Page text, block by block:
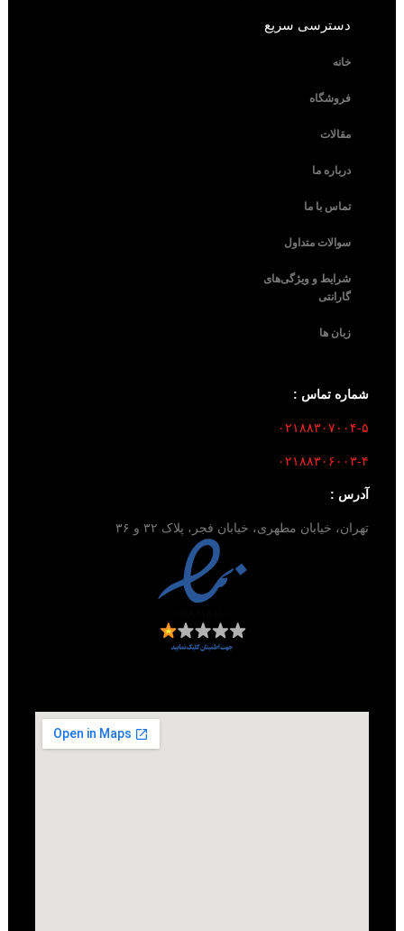
دسترسی سریع
خانه
فروشگاه
مقالات
درباره ما
تماس با ما
سوالات متداول
شرایط و ویژگی‌های
گارانتی
زبان ها
شماره تماس :
۰۲۱۸۸۳۰۷۰۰۴-۵
۰۲۱۸۸۳۰۶۰۰۳-۴
آدرس :
تهران، خیابان مطهری، خیابان فجر، پلاک ۳۲ و ۳۶